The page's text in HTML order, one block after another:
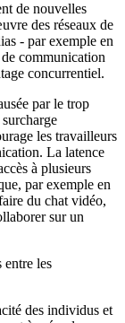
de nouvelles
des réseaux de
- par exemple en
de communication
concurrentiel.
par le trop
les travailleurs
La latence
à plusieurs
par exemple en
du chat vidéo,
sur un
entre les
des individus et